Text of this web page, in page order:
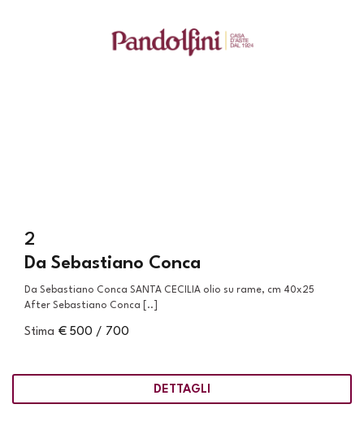
2
Da Sebastiano Conca
Da Sebastiano Conca SANTA CECILIA olio su rame, cm 40x25
After Sebastiano Conca [..]
Stima € 500 / 700
DETTAGLI